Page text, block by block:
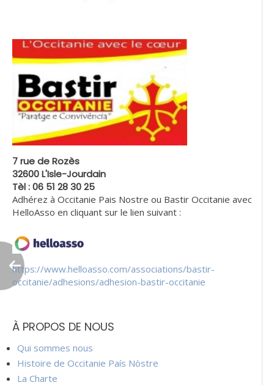
7 rue de Rozès
32600 L'Isle-Jourdain
Tèl : 06 51 28 30 25
Adhérez à Occitanie Pais Nostre ou Bastir Occitanie avec
HelloAsso en cliquant sur le lien suivant :
https://www.helloasso.com/associations/bastir-
occitanie/adhesions/adhesion-bastir-occitanie
À PROPOS DE NOUS
Qui sommes nous
Histoire de Occitanie País Nòstre
La Charte